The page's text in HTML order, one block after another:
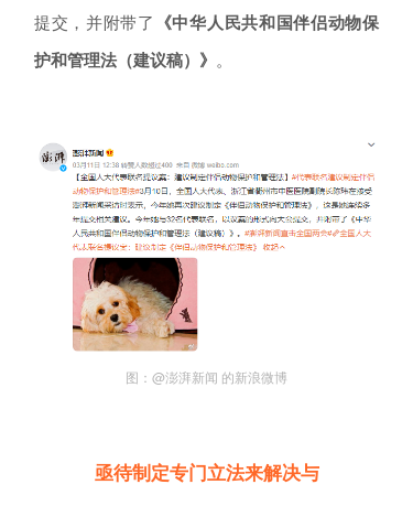
提交，并附带了 《中华人民共和国伴侣动物保
护和管理法（建议稿）》 。
图：@澎湃新闻 的新浪微博
亟待制定专门立法来解决与